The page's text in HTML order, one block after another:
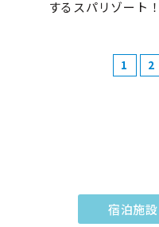
するスパリゾート！
1 2
宿泊施